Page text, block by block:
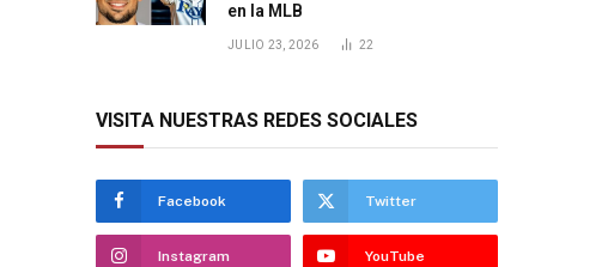
en la MLB
JULIO 23, 2026 22
VISITA NUESTRAS REDES SOCIALES
Facebook Twitter
Instagram YouTube